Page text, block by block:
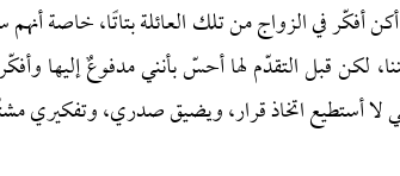
أفكّر في الزواج من تلك العائلة بتاتًا، خاصة
لكن قبل التقدّم لها أحسّ بأنني مدفوعٌ إليها
أستطيع اتخاذ قرار، ويضيق صدري، وتفكيري